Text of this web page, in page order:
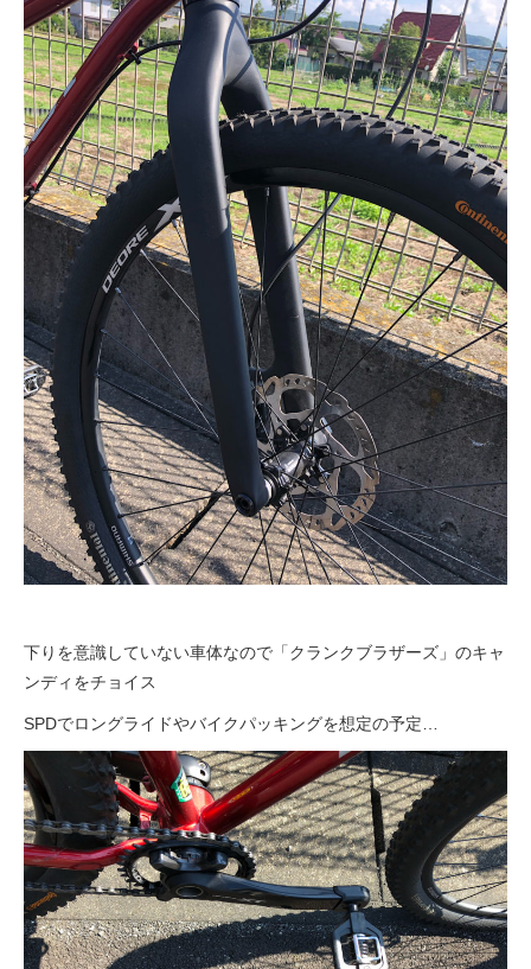
下りを意識していない車体なので「クランクブラザーズ」のキャ
ンディをチョイス
SPDでロングライドやバイクパッキングを想定の予定…